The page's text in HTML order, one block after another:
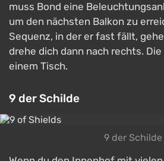
muss Bond eine
um den nächsten Balkon zu
Sequenz, in der er fast fällt,
drehe dich dann nach rechts.
einem Tisch.
9 der Schilde
9 der Schilde